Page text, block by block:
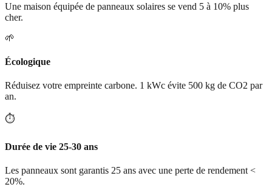
Une maison équipée de panneaux solaires se vend 5 à 10% plus
cher.
🌱
Écologique
Réduisez votre empreinte carbone. 1 kWc évite 500 kg de CO2 par
an.
⏱️
Durée de vie 25-30 ans
Les panneaux sont garantis 25 ans avec une perte de rendement <
20%.